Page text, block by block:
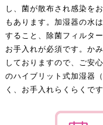
し、菌が散布され感染を
もあります。加湿器の水
すること、除菌フィルタ
お手入れが必須です。か
しておりますので、ご
のハイブリット式加湿器
く、お手入れらくらくです